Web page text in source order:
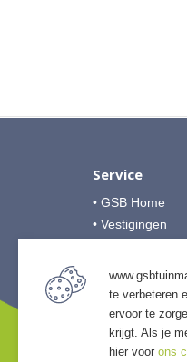
Service
• GSB Home
• Vestigingen
• Veelgestelde
• Algemene
•
•
te verbeteren
ervoor te
krijgt. Als je
hier voor ons